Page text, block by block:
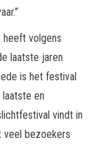
heeft volgens
laatste jaren
is het festival
en
vindt in
veel bezoekers